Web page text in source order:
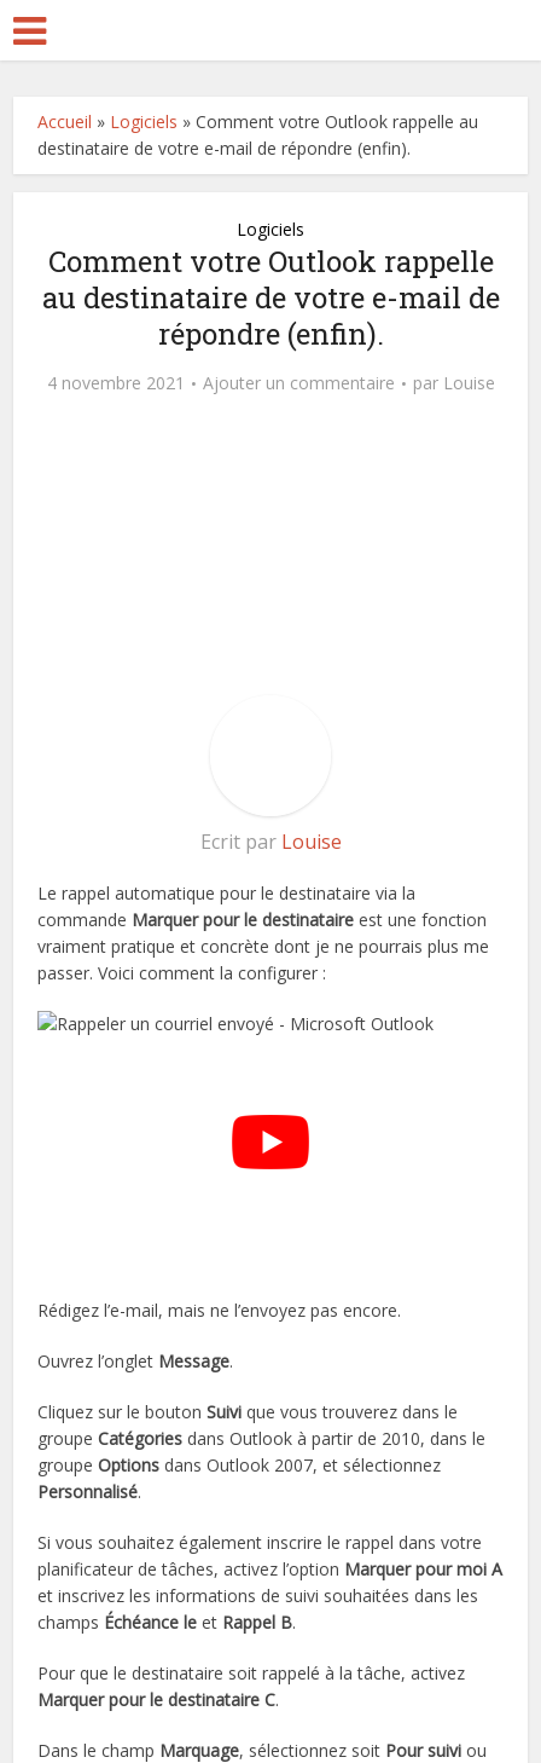
Accueil » Logiciels »Comment votre Outlook rappelle au
destinataire de votre e-mail de répondre (enfin).
Logiciels
Comment votre Outlook rappelle
au destinataire de votre e-mail de
répondre (enfin).
4 novembre 2021 Ajouter un commentaire par Louise
Ecrit par Louise
Le rappel automatique pour le destinataire via la
commande Marquer pour le destinataire est une fonction
vraiment pratique et concrète dont je ne pourrais plus me
passer. Voici comment la configurer :
Rédigez l’e-mail, mais ne l’envoyez pas encore.
Ouvrez l’onglet Message.
Cliquez sur le boutonSuivi que vous trouverez dans le
groupeCatégories dans Outlook à partir de 2010, dans le
groupeOptions dans Outlook 2007, et sélectionnez
Personnalisé.
Si vous souhaitez également inscrire le rappel dans votre
planificateur de tâches, activez l’option Marquer pour moi A
et inscrivez les informations de suivi souhaitées dans les
champs Échéance le et Rappel B.
Pour que le destinataire soit rappelé à la tâche, activez
Marquer pour le destinataire C.
Dans le champ Marquage, sélectionnez soit Pour suivi ou